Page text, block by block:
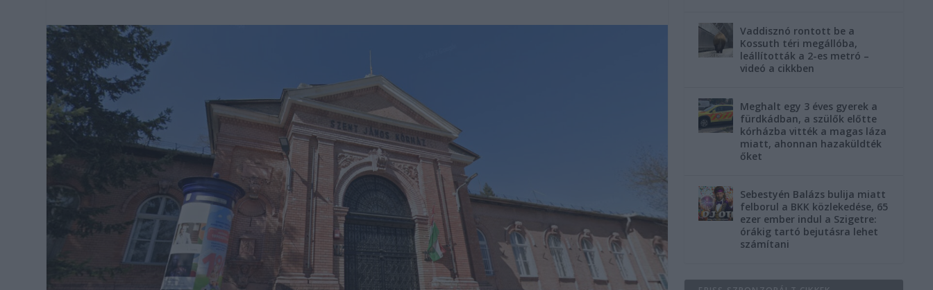
Vaddisznó rontott be a
Kossuth téri megállóba,
leállították a 2-es metró –
videó a cikkben
Meghalt egy 3 éves gyerek a
fürdkádban, a szülők előtte
kórházba vitték a magas láza
miatt, ahonnan hazaküldték
őket
Sebestyén Balázs bulija miatt
felborul a BKK közlekedése, 65
ezer ember indul a Szigetre:
órákig tartó bejutásra lehet
számítani